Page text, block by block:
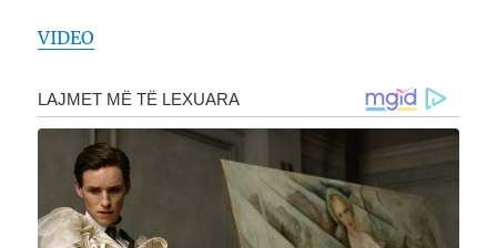
VIDEO